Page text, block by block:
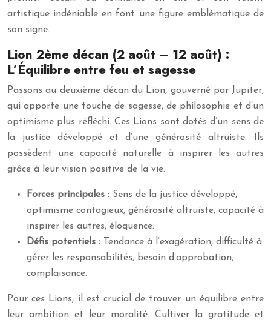
artistique indéniable en font une figure emblématique de
son signe.
Lion 2ème décan (2 août – 12 août) :
L’Équilibre entre feu et sagesse
Passons au deuxième décan du Lion, gouverné par Jupiter,
qui apporte une touche de sagesse, de philosophie et d’un
optimisme plus réfléchi. Ces Lions sont dotés d’un sens de
la justice développé et d’une générosité altruiste. Ils
possèdent une capacité naturelle à inspirer les autres
grâce à leur vision positive de la vie.
Forces principales : Sens de la justice développé,
optimisme contagieux, générosité altruiste, capacité à
inspirer les autres, éloquence.
Défis potentiels :
Tendance à l’exagération, difficulté à
gérer les responsabilités, besoin d’approbation,
complaisance.
Pour ces Lions, il est crucial de trouver un équilibre entre
leur ambition et leur moralité. Cultiver la gratitude et